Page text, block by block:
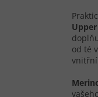
Upper
od té
vnitřní